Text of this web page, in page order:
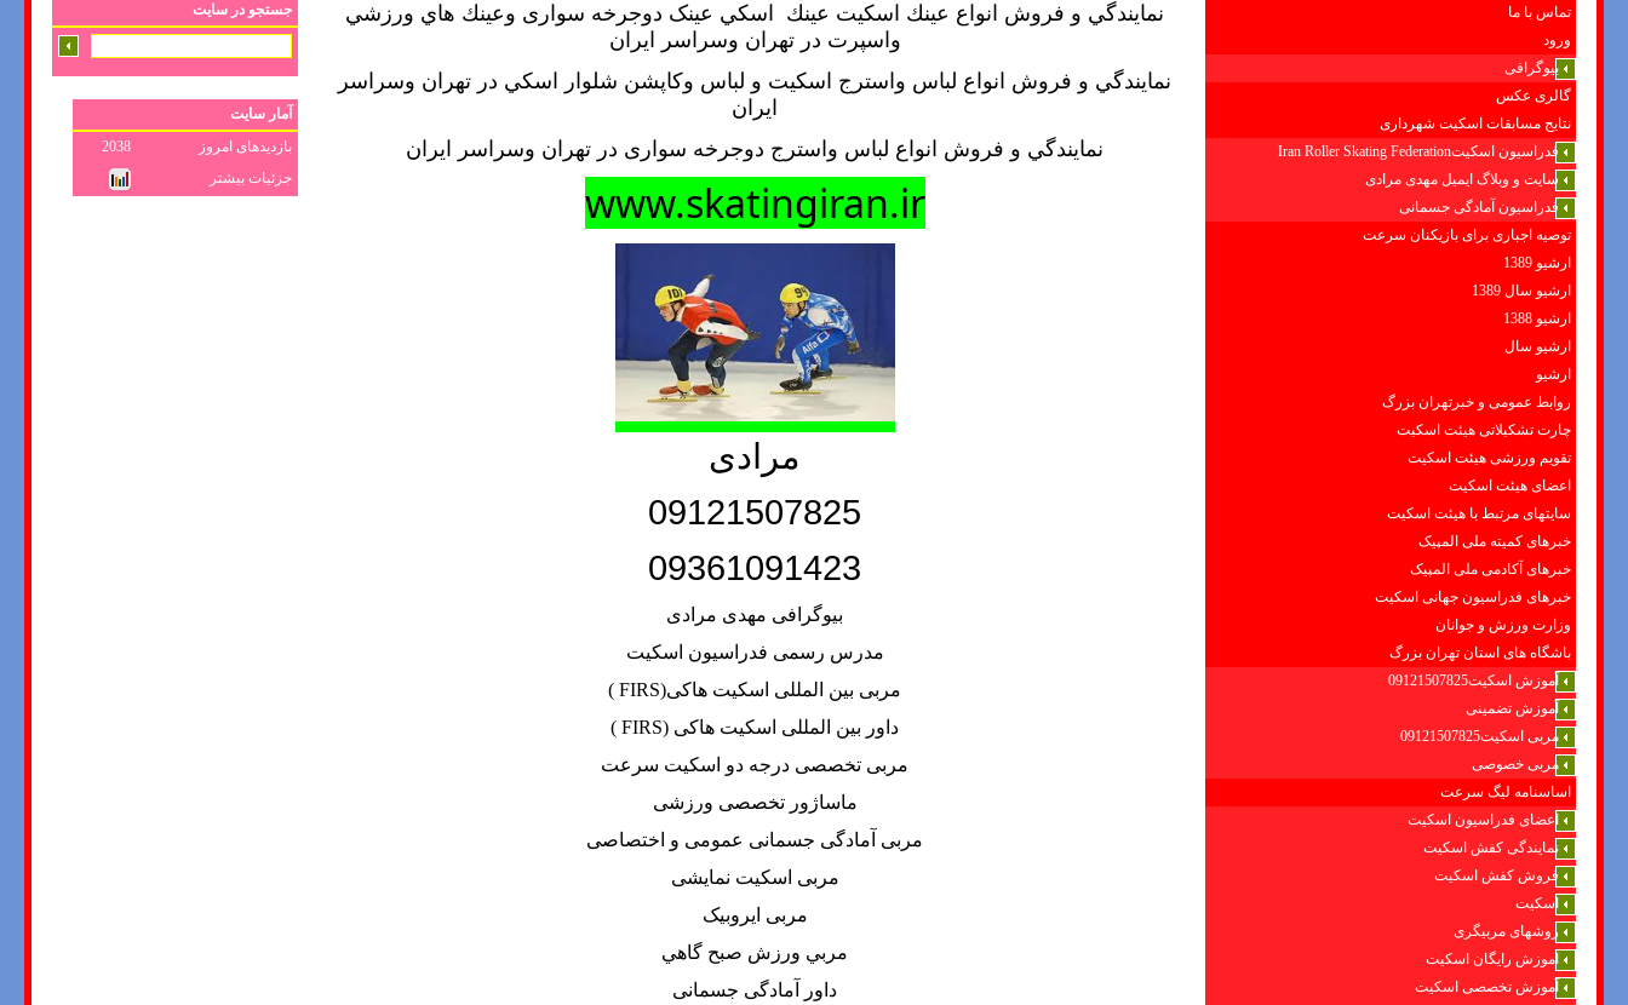
تماس با ما
ورود
بیوگرافی
گالری عکس
نتایج مسابقات اسکیت شهرداری
فدراسیون اسکیتIran Roller Skating Federation
سایت و وبلاگ ایمیل مهدی مرادی
فدراسیون آمادگی جسمانی
توصیه اجباری برای بازیکنان سرعت
ارشیو 1389
ارشیو سال 1389
ارشیو 1388
ارشیو سال
ارشیو
روابط عمومی و خبرتهران بزرگ
چارت تشکیلاتی هیئت اسکیت
تقویم ورزشی هیئت اسکیت
اعضای هیئت اسکیت
سایتهای مرتبط با هیئت اسکیت
خبرهای کمیته ملی المپیک
خبرهای آکادمی ملی المپیک
خبرهای فدراسیون جهانی اسکیت
وزارت ورزش و جوانان
باشگاه های استان تهران بزرگ
آموزش اسکیت09121507825
آموزش تضمینی
مربی اسکیت09121507825
مربی خصوصی
اساسنامه لیگ سرعت
اعضای فدراسیون اسکیت
نمایندگی کفش اسکیت
فروش کفش اسکیت
اسکیت
روشهای مربیگری
اموزش رایگان اسکیت
آموزش تخصصی اسکیت
نمايندگي و فروش انواع عينك اسكيت عينك اسكي عینک دوجرخه سواری وعينك هاي ورزشي
واسپرت در تهران وسراسر ايران
نمايندگي و فروش انواع لباس واسترج اسكيت و لباس وكاپشن شلوار اسكي در تهران وسراسر
ايران
نمايندگي و فروش انواع لباس واسترج دوجرخه سواری در تهران وسراسر ايران
www.skatingiran.ir
مرادی
09121507825
09361091423
بیوگرافی مهدی مرادی
مدرس رسمی فدراسیون اسکیت
مربی بین المللی اسکیت هاکی(FIRS )
داور بین المللی اسکیت هاکی (FIRS )
مربی تخصصی درجه دو اسکیت سرعت
ماساژور تخصصی ورزشی
مربی آمادگی جسمانی عمومی و اختصاصی
مربی اسکیت نمایشی
مربی ایروبیک
مربي ورزش صبح گاهي
داور آمادگی جسمانی
جستجو در سایت
آمار سایت
بازدیدهای امروز
2038
جزئیات بیشتر